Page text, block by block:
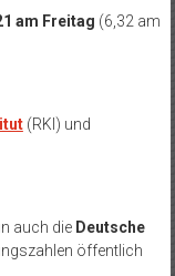
am Freitag (6,32 am
(RKI) und
auch die Deutsche
öffentlich